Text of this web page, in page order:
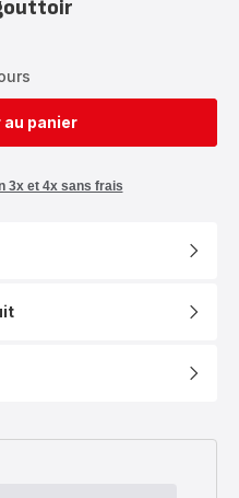
panier
3x et 4x sans frais